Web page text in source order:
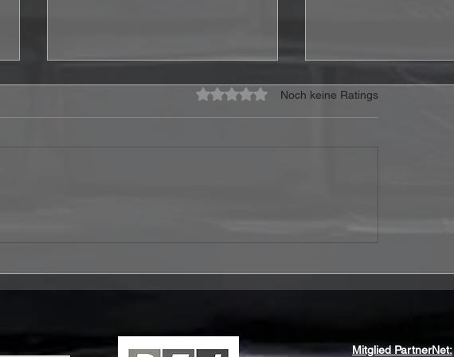
„I’m Shipping Up To
Mit 0 von 5 Sternen bewertet.
Noch keine Ratings
Mitglied PartnerNet: